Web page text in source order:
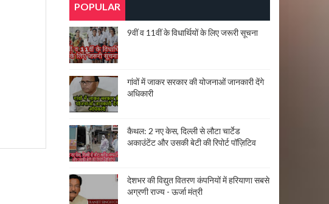
POPULAR
9वीं व 11वीं के विधार्थियों के लिए जरूरी सूचना
गांवों में जाकर सरकार की योजनाओं जानकारी देंगे
अधिकारी
कैथल: 2 नए केस, दिल्ली से लौटा चार्टेड
अकाउंटेंट और उसकी बेटी की रिपोर्ट पॉज़िटिव
देशभर की विद्युत वितरण कंपनियों में हरियाणा सबसे
अग्रणी राज्य - ऊर्जा मंत्री